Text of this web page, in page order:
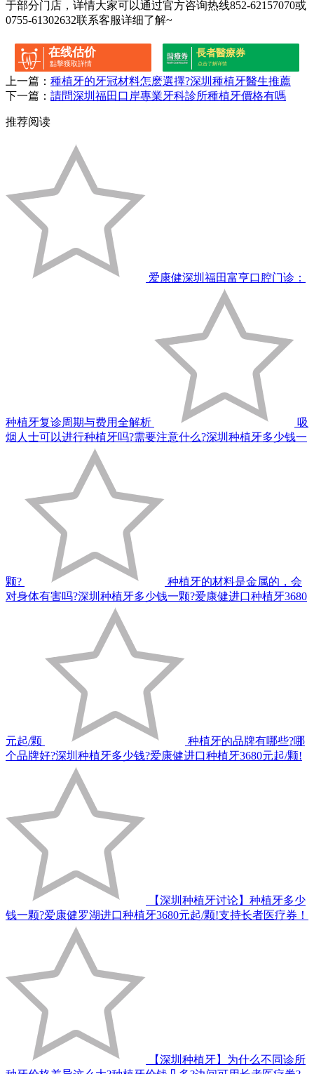
于部分门店，详情大家可以通过官方咨询热线852-62157070或
0755-61302632联系客服详细了解~
在线估价
點擊獲取詳情
長者醫療券
点击了解详情
上一篇： 種植牙的牙冠材料怎麽選擇?深圳種植牙醫生推薦
下一篇： 請問深圳福田口岸專業牙科診所種植牙價格有嗎
推荐阅读
爱康健深圳福田富亨口腔门诊：
种植牙复诊周期与费用全解析
吸
烟人士可以进行种植牙吗?需要注意什么?深圳种植牙多少钱一
颗?
种植牙的材料是金属的，会
对身体有害吗?深圳种植牙多少钱一颗?爱康健进口种植牙3680
元起/颗
种植牙的品牌有哪些?哪
个品牌好?深圳种植牙多少钱?爱康健进口种植牙3680元起/颗!
【深圳种植牙讨论】种植牙多少
钱一颗?爱康健罗湖进口种植牙3680元起/颗!支持长者医疗券！
【深圳种植牙】为什么不同诊所